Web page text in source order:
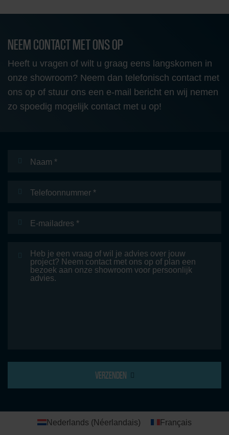
NEEM CONTACT MET ONS OP
Heeft u vragen of wilt u graag eens langskomen in
onze showroom? Neem dan telefonisch contact met
ons op of stuur ons een e-mail bericht en wij nemen
zo spoedig mogelijk contact met u op!
mailadres *
VERZENDEN
Nederlands (Néerlandais) Français